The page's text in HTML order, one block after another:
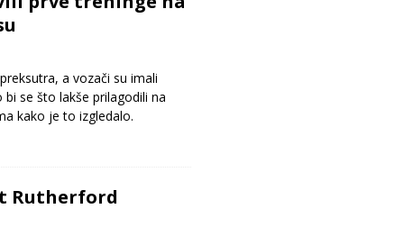
a vozači su imali
se što lakše prilagodili na
kako je to izgledalo.
Rutherford